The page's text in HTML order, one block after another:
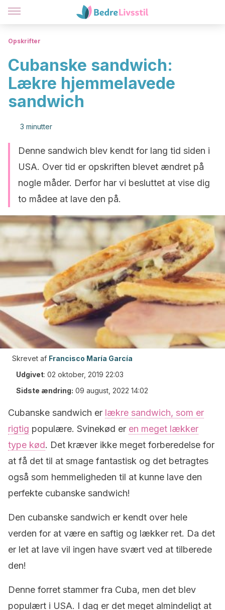
Opskrifter
Cubanske sandwich:
Lækre hjemmelavede
sandwich
3 minutter
Denne sandwich blev kendt for lang tid siden i
USA. Over tid er opskriften blevet ændret på
nogle måder. Derfor har vi besluttet at vise dig
to mådee at lave den på.
Skrevet af Francisco María García
Udgivet: 02 oktober, 2019 22:03
Sidste ændring: 09 august, 2022 14:02
Cubanske sandwich er lækre sandwich, som er
rigtig populære. Svinekød er en meget lækker
type kød. Det kræver ikke meget forberedelse for
at få det til at smage fantastisk og det betragtes
også som hemmeligheden til at kunne lave den
perfekte cubanske sandwich!
Den cubanske sandwich er kendt over hele
verden for at være en saftig og lækker ret. Da det
er let at lave vil ingen have svært ved at tilberede
den!
Denne forret stammer fra Cuba, men det blev
populært i USA. I dag er det meget almindeligt at